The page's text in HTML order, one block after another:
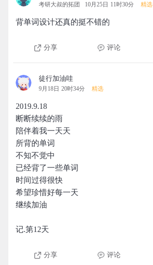
考研大叔的拓团 10月25日 11时30分 精选
背单词设计还真的挺不错的
分享 评论
徒行加油哇
9月18日 20时34分 精选
2019.9.18
断断续续的雨
陪伴着我一天天
所背的单词
不知不觉中
已经背了一些单词
时间过得很快
希望珍惜好每一天
继续加油
记.第12天
分享 评论